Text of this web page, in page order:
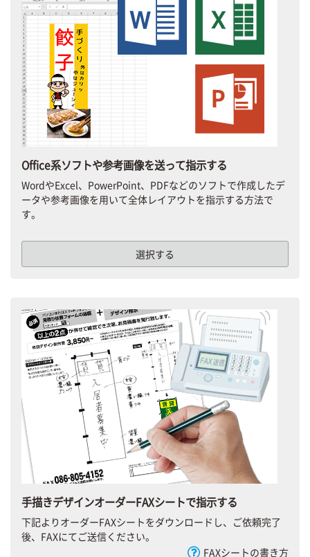
Office系ソフトや参考画像を送って指示する
WordやExcel、PowerPoint、PDFなどのソフトで作成したデ
ータや参考画像を用いて全体レイアウトを指示する方法で
す。
選択する
手描きデザインオーダーFAXシートで指示する
下記よりオーダーFAXシートをダウンロードし、ご依頼完了
後、FAXにてご送信ください。
FAXシートの書き方